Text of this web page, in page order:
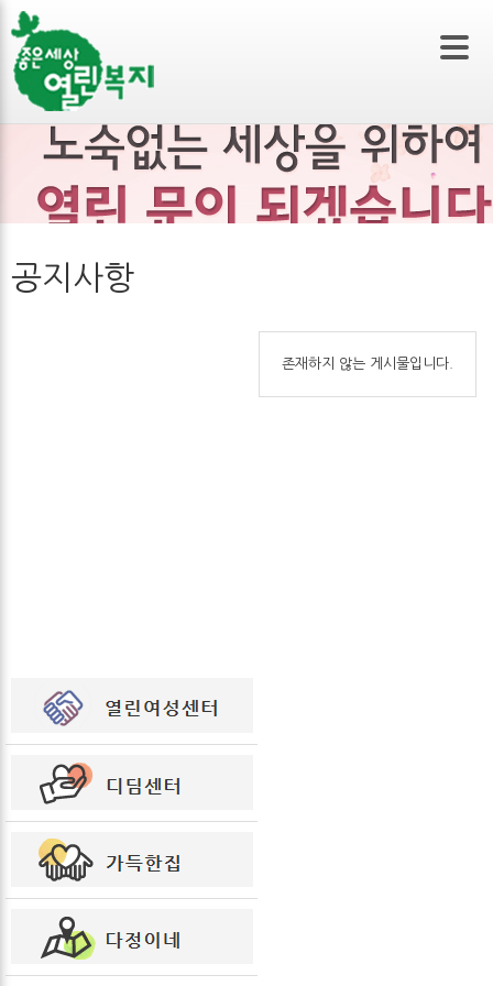
본문 바로가기
공지사항
존재하지 않는 게시물입니다.